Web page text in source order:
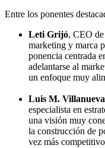
Entre los ponentes
Leti Grijó, CEO
marketing y marca
ponencia centrada
adelantarse al
un enfoque muy
Luis M. Villanueva
especialista en
una visión muy
la construcción de
vez más